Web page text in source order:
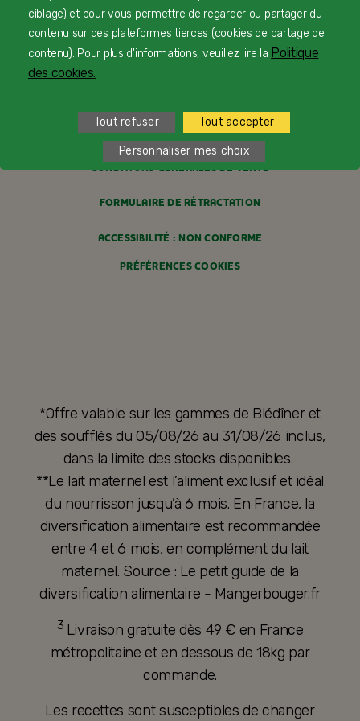
FAQ
MENTIONS LÉGALES
POLITIQUE DE CONFIDENTIALITÉ
CONDITIONS GÉNÉRALES DE VENTE
FORMULAIRE DE RÉTRACTATION
ACCESSIBILITÉ : NON CONFORME
PRÉFÉRENCES COOKIES
*Offre valable sur les gammes de Blédîner et
des soufflés du 05/08/26 au 31/08/26 inclus,
dans la limite des stocks disponibles.
**Le lait maternel est l’aliment exclusif et idéal
du nourrisson jusqu’à 6 mois. En France, la
diversification alimentaire est recommandée
entre 4 et 6 mois, en complément du lait
maternel. Source : Le petit guide de la
diversification alimentaire - Mangerbouger.fr
3 Livraison gratuite dès 49 € en France
métropolitaine et en dessous de 18kg par
commande.
Les recettes sont susceptibles de changer
ciblage) et pour vous permettre de regarder ou partager du
contenu sur des plateformes tierces (cookies de partage de
contenu). Pour plus d'informations, veuillez lire la Politique
des cookies.
Tout refuser Tout accepter
Personnaliser mes choix